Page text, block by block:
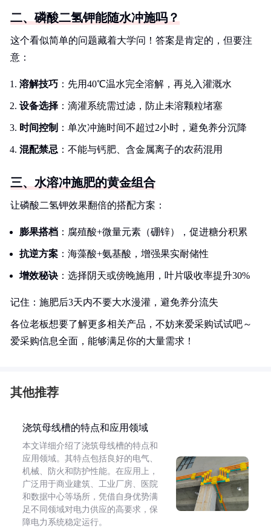
二、磷酸二氢钾能随水冲施吗？
这个看似简单的问题藏着大学问！答案是肯定的，但要注
意：
溶解技巧 ：先用40℃温水完全溶解，再兑入灌溉水
设备选择 ：滴灌系统需过滤，防止未溶颗粒堵塞
时间控制 ：单次冲施时间不超过2小时，避免养分沉降
混配禁忌 ：不能与钙肥、含金属离子的农药混用
三、水溶冲施肥的黄金组合
让磷酸二氢钾效果翻倍的搭配方案：
膨果搭档 ：腐殖酸+微量元素（硼锌），促进糖分积累
抗逆方案 ：海藻酸+氨基酸，增强果实耐储性
增效秘诀 ：选择阴天或傍晚施用，叶片吸收率提升30%
记住：施肥后3天内不要大水漫灌，避免养分流失
各位老板想要了解更多相关产品，不妨来爱采购试试吧～
爱采购信息全面，能够满足你的大量需求！
其他推荐
浇筑母线槽的特点和应用领域
本文详细介绍了浇筑母线槽的特点和
应用领域。其特点包括良好的电气、
机械、防火和防护性能。在应用上，
广泛用于商业建筑、工业厂房、医院
和数据中心等场所，凭借自身优势满
足不同领域对电力供应的高要求，保
障电力系统稳定运行。